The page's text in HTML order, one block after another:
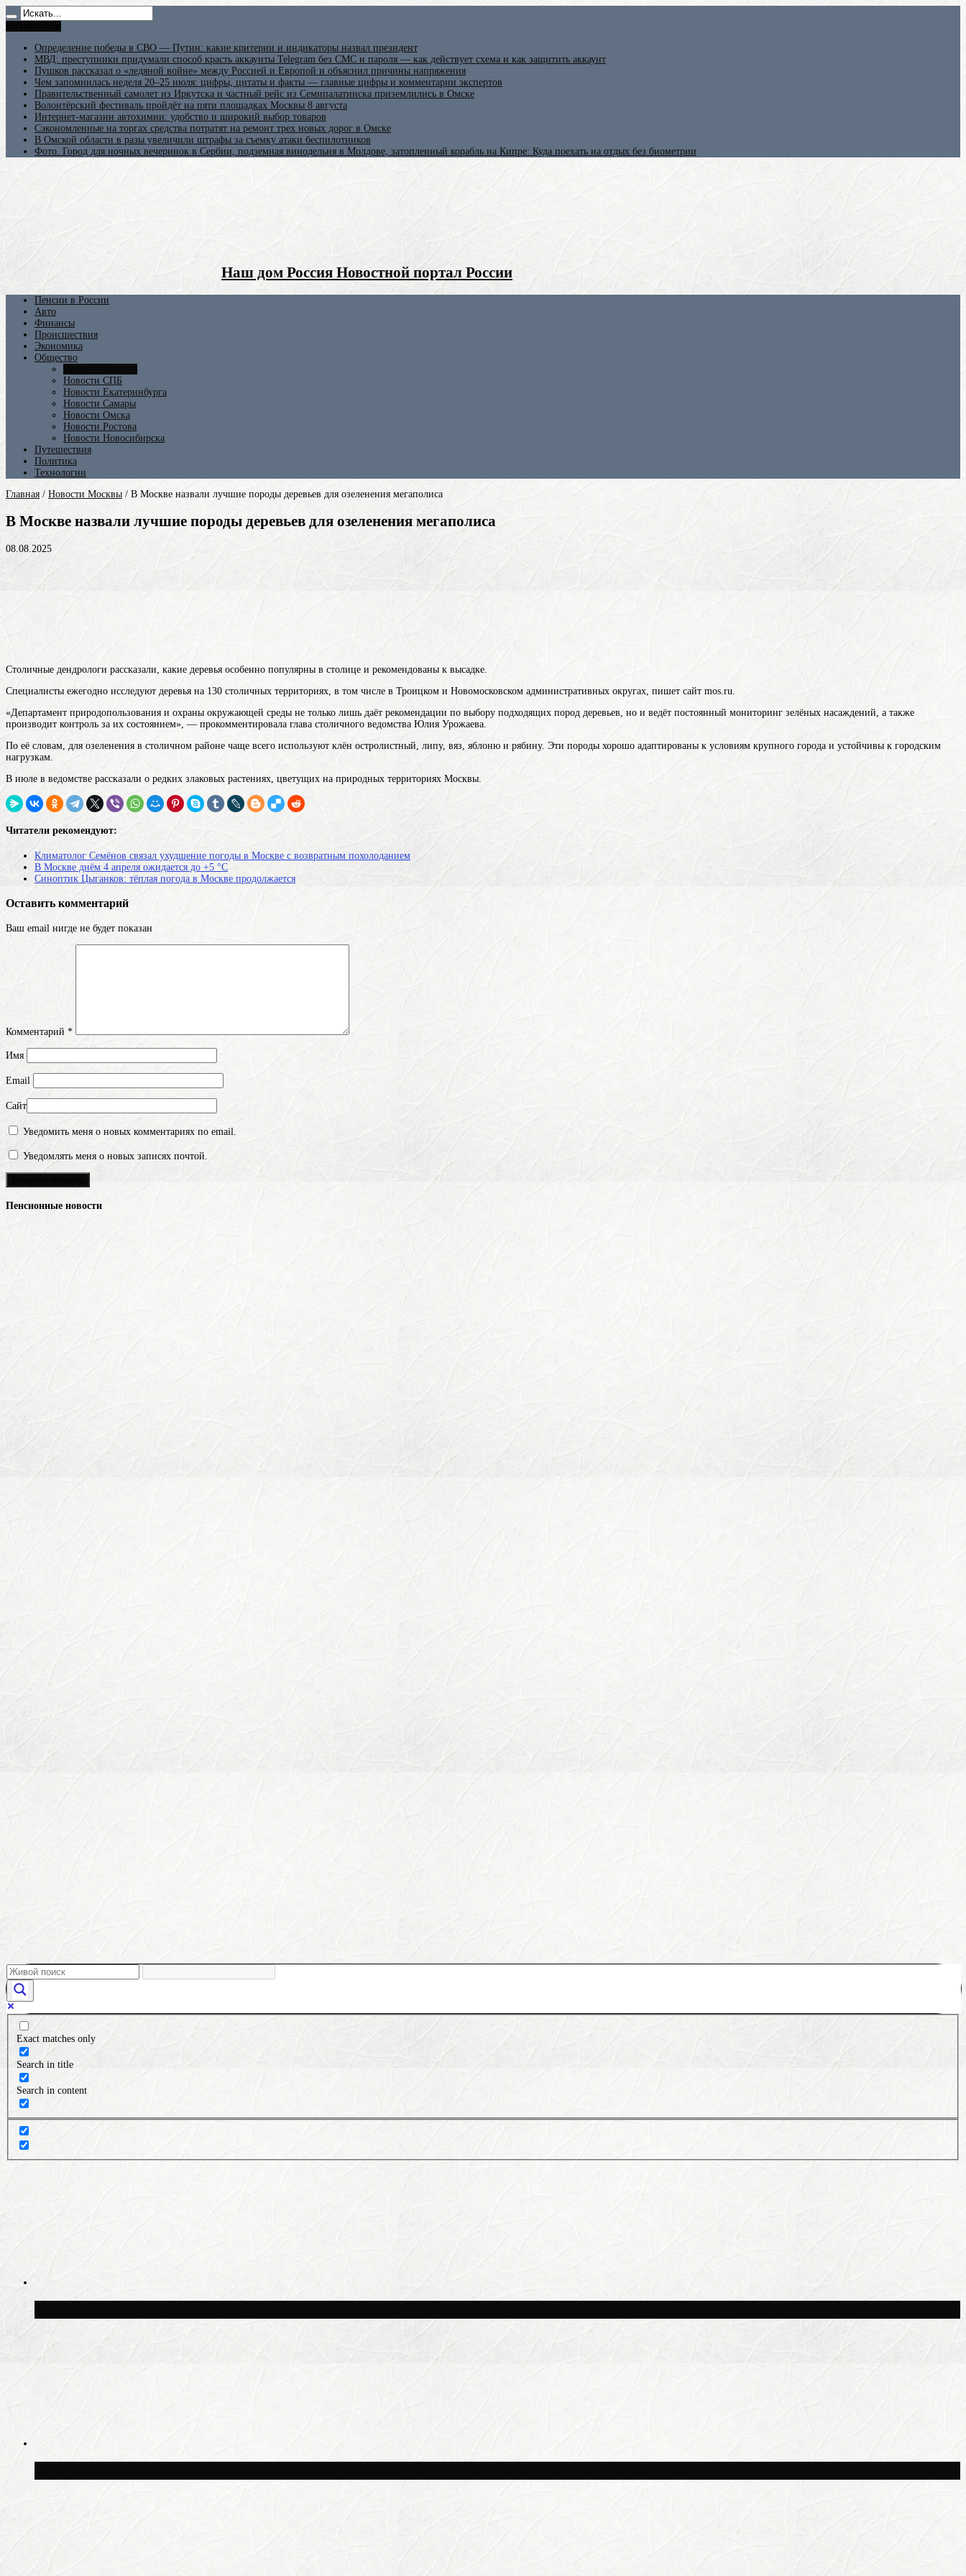
Определение победы в СВО — Путин: какие критерии и индикаторы назвал президент
МВД: преступники придумали способ красть аккаунты Telegram без СМС и пароля — как действует схема и как защитить аккаунт
Пушков рассказал о «ледяной войне» между Россией и Европой и объяснил причины напряжения
Чем запомнилась неделя 20–25 июля: цифры, цитаты и факты — главные цифры и комментарии экспертов
Правительственный самолет из Иркутска и частный рейс из Семипалатинска приземлились в Омске
Волонтёрский фестиваль пройдёт на пяти площадках Москвы 8 августа
Интернет-магазин автохимии: удобство и широкий выбор товаров
Сэкономленные на торгах средства потратят на ремонт трех новых дорог в Омске
В Омской области в разы увеличили штрафы за съемку атаки беспилотников
Фото. Город для ночных вечеринок в Сербии, подземная винодельня в Молдове, затопленный корабль на Кипре: Куда поехать на отдых без биометрии
Наш дом Россия Новостной портал России
Пенсии в России
Авто
Финансы
Происшествия
Экономика
Общество
Новости СПБ
Новости Екатеринбурга
Новости Самары
Новости Омска
Новости Ростова
Новости Новосибирска
Путешествия
Политика
Технологии
Главная / Новости Москвы / В Москве назвали лучшие породы деревьев для озеленения мегаполиса
В Москве назвали лучшие породы деревьев для озеленения мегаполиса
08.08.2025
Столичные дендрологи рассказали, какие деревья особенно популярны в столице и рекомендованы к высадке.
Специалисты ежегодно исследуют деревья на 130 столичных территориях, в том числе в Троицком и Новомосковском административных округах, пишет сайт mos.ru.
«Департамент природопользования и охраны окружающей среды не только лишь даёт рекомендации по выбору подходящих пород деревьев, но и ведёт постоянный мониторинг зелёных насаждений, а также
производит контроль за их состоянием», — прокомментировала глава столичного ведомства Юлия Урожаева.
По её словам, для озеленения в столичном районе чаще всего используют клён остролистный, липу, вяз, яблоню и рябину. Эти породы хорошо адаптированы к условиям крупного города и устойчивы к городским
нагрузкам.
В июле в ведомстве рассказали о редких злаковых растениях, цветущих на природных территориях Москвы.
Читатели рекомендуют:
Климатолог Семёнов связал ухудшение погоды в Москве с возвратным похолоданием
В Москве днём 4 апреля ожидается до +5 °C
Синоптик Цыганков: тёплая погода в Москве продолжается
Оставить комментарий
Ваш email нигде не будет показан
Комментарий *
Имя
Email
Сайт
Уведомить меня о новых комментариях по email.
Уведомлять меня о новых записях почтой.
Пенсионные новости
Exact matches only
Search in title
Search in content